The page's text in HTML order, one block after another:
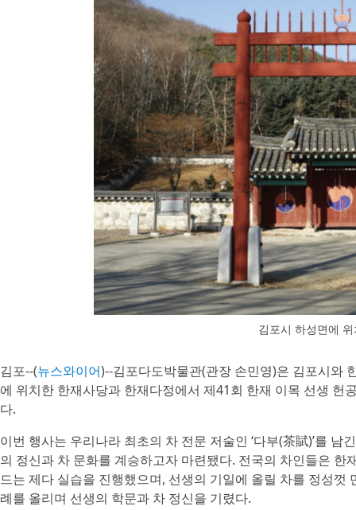
김포시 하성면에
김포--(뉴스와이어)--김포다도박물관(관장 손민영)은 김포시와
에 위치한 한재사당과 한재다정에서 제41회 한재 이목 선생
다.
이번 행사는 우리나라 최초의 차 전문 저술인 ‘다부(茶賦)’를 남
의 정신과 차 문화를 계승하고자 마련됐다. 전국의 차인들은
드는 제다 실습을 진행했으며, 선생의 기일에 올릴 차를 정성
례를 올리며 선생의 학문과 차 정신을 기렸다.